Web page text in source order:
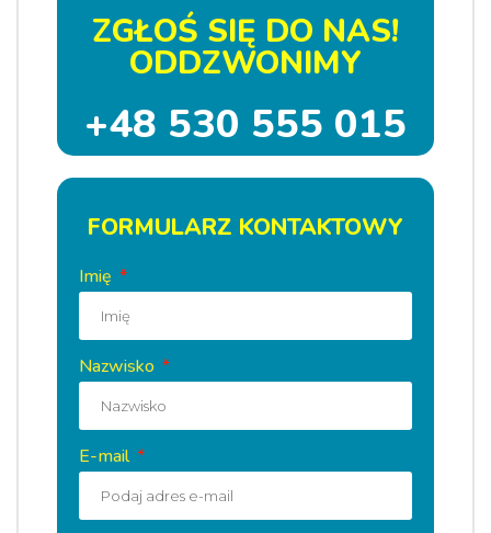
ZGŁOŚ SIĘ DO NAS!
ODDZWONIMY
+48 530 555 015
FORMULARZ KONTAKTOWY
Imię
Nazwisko
E-mail